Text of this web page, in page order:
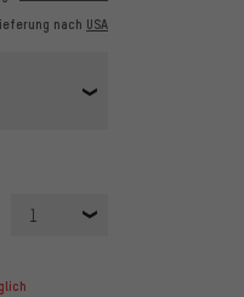
nach USA
1